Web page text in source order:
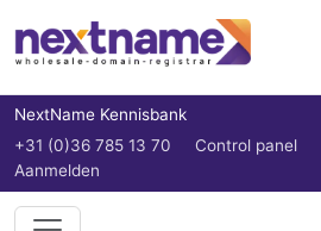
NextName Kennisbank
+31 (0)36 785 13 70
Control panel
Aanmelden